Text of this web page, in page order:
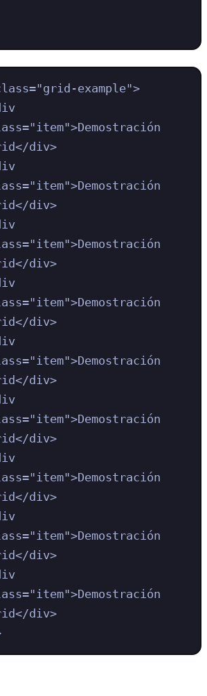
="grid-example">
="item">Demostración
</div>
="item">Demostración
</div>
="item">Demostración
</div>
="item">Demostración
</div>
="item">Demostración
</div>
="item">Demostración
</div>
="item">Demostración
</div>
="item">Demostración
</div>
="item">Demostración
</div>